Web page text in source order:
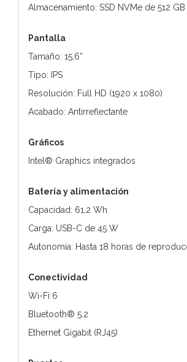
Almacenamiento: SSD NVMe de 512 GB
Pantalla
Tamaño: 15,6”
Tipo: IPS
Resolución: Full HD (1920 x 1080)
Acabado: Antirreflectante
Gráficos
Intel® Graphics integrados
Batería y alimentación
Capacidad: 61,2 Wh
Carga: USB-C de 45 W
Autonomía: Hasta 18 horas de
Conectividad
Wi-Fi 6
Bluetooth® 5.2
Ethernet Gigabit (RJ45)